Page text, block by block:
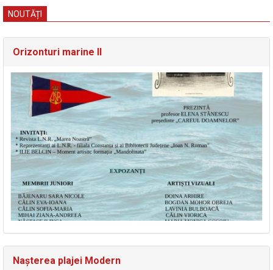
NOUTĂȚI
Orizonturi marine II
Nașterea plajei Modern